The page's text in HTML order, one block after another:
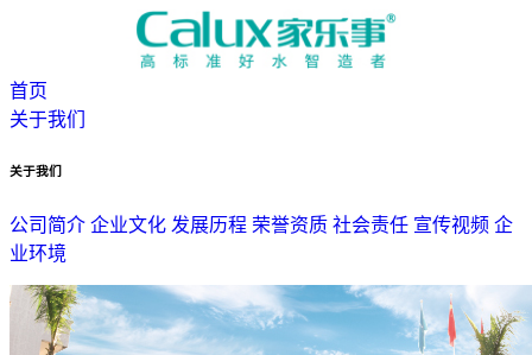
首页
关于我们
关于我们
公司简介 企业文化 发展历程 荣誉资质 社会责任 宣传视频 企
业环境